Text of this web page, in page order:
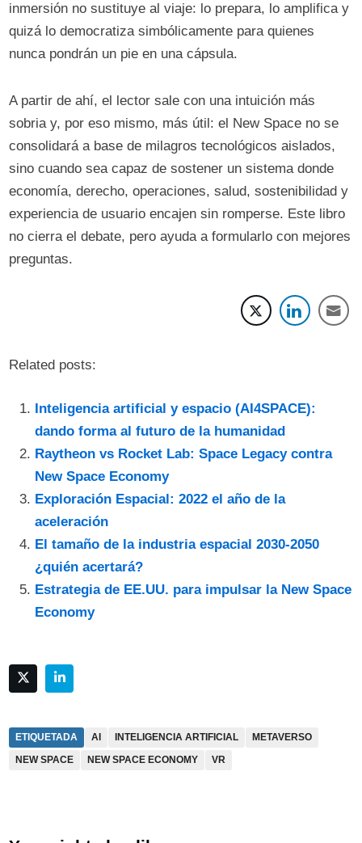
inmersión no sustituye al viaje: lo prepara, lo amplifica y
quizá lo democratiza simbólicamente para quienes
nunca pondrán un pie en una cápsula.
A partir de ahí, el lector sale con una intuición más
sobria y, por eso mismo, más útil: el New Space no se
consolidará a base de milagros tecnológicos aislados,
sino cuando sea capaz de sostener un sistema donde
economía, derecho, operaciones, salud, sostenibilidad y
experiencia de usuario encajen sin romperse. Este libro
no cierra el debate, pero ayuda a formularlo con mejores
preguntas.
Related posts:
Inteligencia artificial y espacio (AI4SPACE):
dando forma al futuro de la humanidad
Raytheon vs Rocket Lab: Space Legacy contra
New Space Economy
Exploración Espacial: 2022 el año de la
aceleración
El tamaño de la industria espacial 2030-2050
¿quién acertará?
Estrategia de EE.UU. para impulsar la New Space
Economy
ETIQUETADA AI INTELIGENCIA ARTIFICIAL
METAVERSO
NEW SPACE
NEW SPACE ECONOMY VR